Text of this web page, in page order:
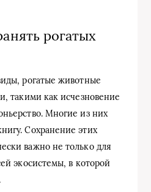
рогатых
рогатые животные
такими как исчезновение
Многие из них
Сохранение этих
важно не только для
экосистемы, в которой